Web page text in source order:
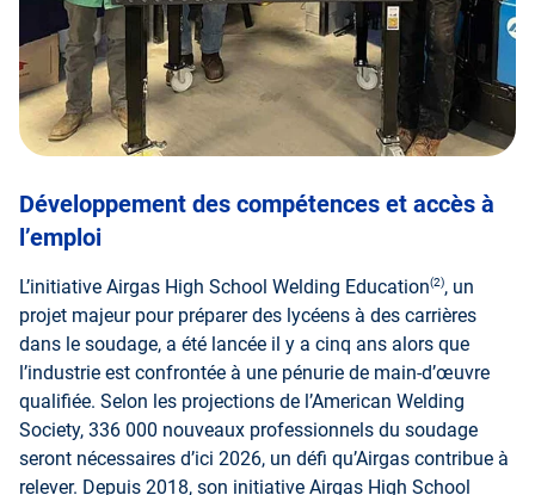
Développement des compétences et accès à
l’emploi
L’initiative Airgas High School Welding Education(2), un
projet majeur pour préparer des lycéens à des carrières
dans le soudage, a été lancée il y a cinq ans alors que
l’industrie est confrontée à une pénurie de main-d’œuvre
qualifiée. Selon les projections de l’American Welding
Society, 336 000 nouveaux professionnels du soudage
seront nécessaires d’ici 2026, un défi qu’Airgas contribue à
relever. Depuis 2018, son initiative Airgas High School